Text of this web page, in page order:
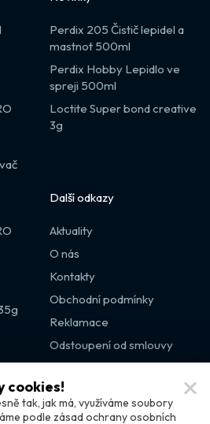
Perdix 205 Čistič lepidel a
mastnot 500ml
Perdix Hobby Lepidlo ve
spreji 500ml
Loctite Super bond creative
3g
Další odkazy
Aktuality
O nás
Kontakty
Obchodní podmínky
Reklamace
Odstoupení od smlouvy
Výprodej
cookies!
tak, jak má, využíváme soubory
podle zásad ochrany osobních